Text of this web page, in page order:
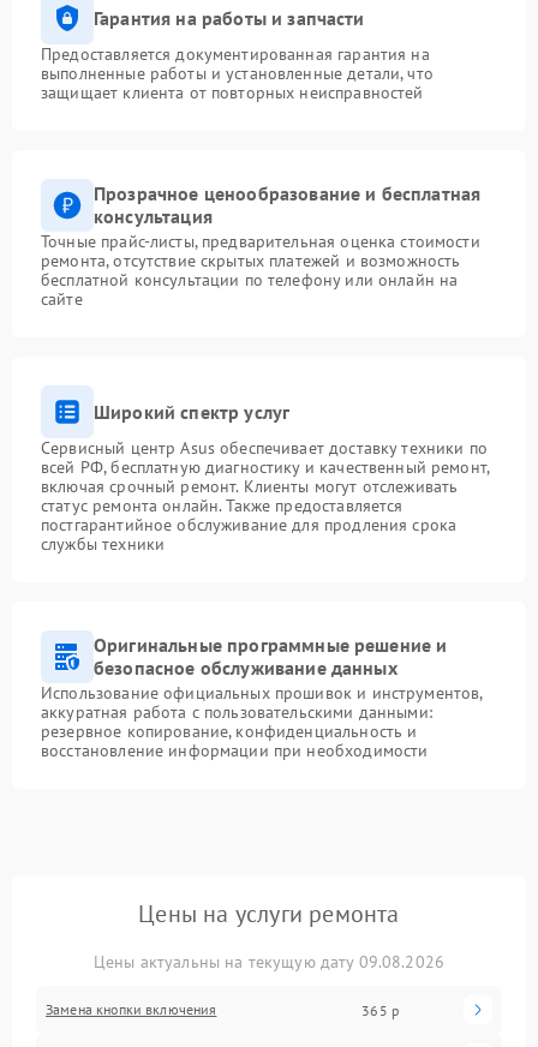
Гарантия на работы и запчасти
Предоставляется документированная гарантия на
выполненные работы и установленные детали, что
защищает клиента от повторных неисправностей
Прозрачное ценообразование и бесплатная
консультация
Точные прайс-листы, предварительная оценка стоимости
ремонта, отсутствие скрытых платежей и возможность
бесплатной консультации по телефону или онлайн на
сайте
Широкий спектр услуг
Сервисный центр Asus обеспечивает доставку техники по
всей РФ, бесплатную диагностику и качественный ремонт,
включая срочный ремонт. Клиенты могут отслеживать
статус ремонта онлайн. Также предоставляется
постгарантийное обслуживание для продления срока
службы техники
Оригинальные программные решение и
безопасное обслуживание данных
Использование официальных прошивок и инструментов,
аккуратная работа с пользовательскими данными:
резервное копирование, конфиденциальность и
восстановление информации при необходимости
Цены на услуги ремонта
Цены актуальны на текущую дату 09.08.2026
Замена кнопки включения 365 р